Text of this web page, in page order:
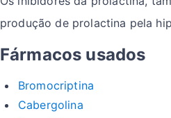
produção de prolactina pela
Fármacos usados
Bromocriptina
Cabergolina